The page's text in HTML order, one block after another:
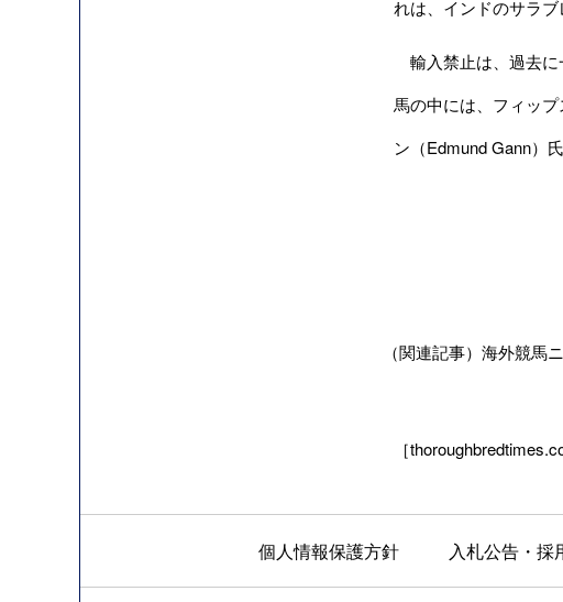
れは、インドのサラ
輸入禁止は、過去に
馬の中には、フィッ
ン（Edmund Gann）
（関連記事）海外競馬
［
個人情報保護方針 入札公告・採